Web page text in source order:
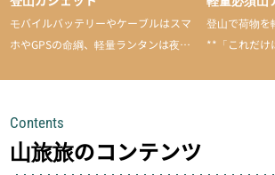
モバイルバッテリーやケーブルはスマ
ホやGPSの命綱、軽量ランタンは夜間
して安全にしてくれます
登山で荷物を
**「これだけ
Contents
山旅旅のコンテンツ